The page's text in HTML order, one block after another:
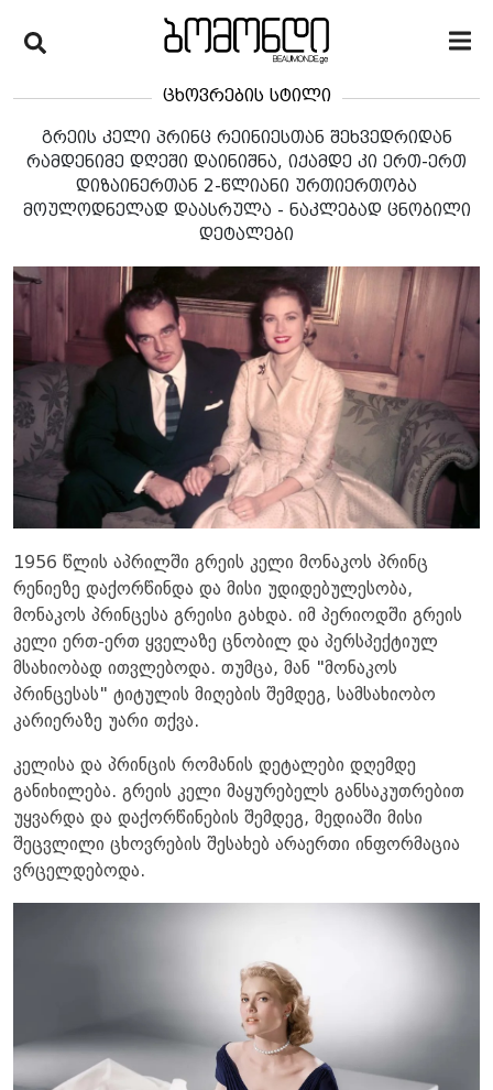
ცხოვრების სტილი
გრეის კელი პრინც რეინიესთან შეხვედრიდან
რამდენიმე დღეში დაინიშნა, იქამდე კი ერთ-ერთ
დიზაინერთან 2-წლიანი ურთიერთობა
მოულოდნელად დაასრულა - ნაკლებად ცნობილი
დეტალები
1956 წლის აპრილში გრეის კელი მონაკოს პრინც
რენიეზე დაქორწინდა და მისი უდიდებულესობა,
მონაკოს პრინცესა გრეისი გახდა. იმ პერიოდში გრეის
კელი ერთ-ერთ ყველაზე ცნობილ და პერსპექტიულ
მსახიობად ითვლებოდა. თუმცა, მან "მონაკოს
პრინცესას" ტიტულის მიღების შემდეგ, სამსახიობო
კარიერაზე უარი თქვა.
კელისა და პრინცის რომანის დეტალები დღემდე
განიხილება. გრეის კელი მაყურებელს განსაკუთრებით
უყვარდა და დაქორწინების შემდეგ, მედიაში მისი
შეცვლილი ცხოვრების შესახებ არაერთი ინფორმაცია
ვრცელდებოდა.